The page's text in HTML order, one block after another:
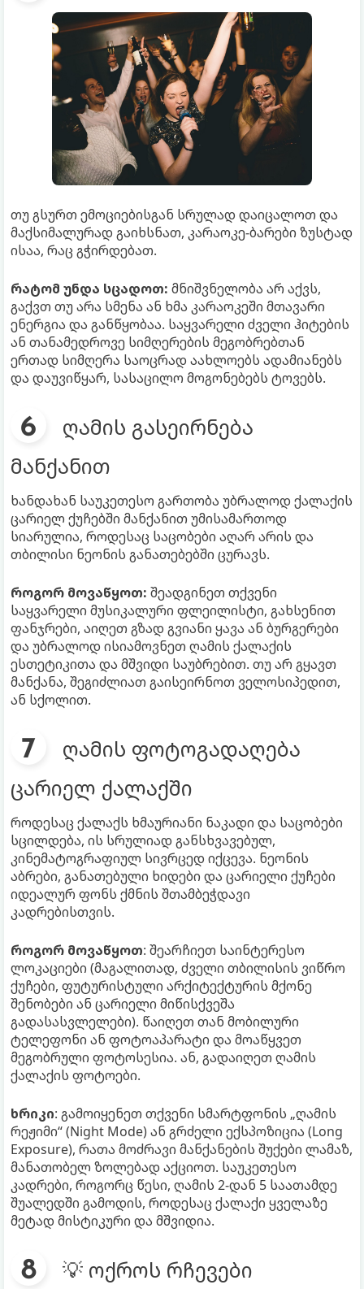
თუ გსურთ ემოციებისგან სრულად დაიცალოთ და
მაქსიმალურად გაიხსნათ, კარაოკე-ბარები ზუსტად
ისაა, რაც გჭირდებათ.
რატომ უნდა სცადოთ: მნიშვნელობა არ აქვს,
გაქვთ თუ არა სმენა ან ხმა კარაოკეში მთავარი
ენერგია და განწყობაა. საყვარელი ძველი ჰიტების
ან თანამედროვე სიმღერების მეგობრებთან
ერთად სიმღერა საოცრად აახლოებს ადამიანებს
და დაუვიწყარ, სასაცილო მოგონებებს ტოვებს.
ღამის გასეირნება
მანქანით
ხანდახან საუკეთესო გართობა უბრალოდ ქალაქის
ცარიელ ქუჩებში მანქანით უმისამართოდ
სიარულია, როდესაც საცობები აღარ არის და
თბილისი ნეონის განათებებში ცურავს.
როგორ მოვაწყოთ: შეადგინეთ თქვენი
საყვარელი მუსიკალური ფლეილისტი, გახსენით
ფანჯრები, აიღეთ გზად გვიანი ყავა ან ბურგერები
და უბრალოდ ისიამოვნეთ ღამის ქალაქის
ესთეტიკითა და მშვიდი საუბრებით. თუ არ გყავთ
მანქანა, შეგიძლიათ გაისეირნოთ ველოსიპედით,
ან სქოლით.
ღამის ფოტოგადაღება
ცარიელ ქალაქში
როდესაც ქალაქს ხმაურიანი ნაკადი და საცობები
სცილდება, ის სრულიად განსხვავებულ,
კინემატოგრაფიულ სივრცედ იქცევა. ნეონის
აბრები, განათებული ხიდები და ცარიელი ქუჩები
იდეალურ ფონს ქმნის შთამბეჭდავი
კადრებისთვის.
როგორ მოვაწყოთ: შეარჩიეთ საინტერესო
ლოკაციები (მაგალითად, ძველი თბილისის ვიწრო
ქუჩები, ფუტურისტული არქიტექტურის მქონე
შენობები ან ცარიელი მიწისქვეშა
გადასასვლელები). წაიღეთ თან მობილური
ტელეფონი ან ფოტოაპარატი და მოაწყვეთ
მეგობრული ფოტოსესია. ან, გადაიღეთ ღამის
ქალაქის ფოტოები.
ხრიკი: გამოიყენეთ თქვენი სმარტფონის „ღამის
რეჟიმი“ (Night Mode) ან გრძელი ექსპოზიცია (Long
Exposure), რათა მოძრავი მანქანების შუქები ლამაზ,
მანათობელ ზოლებად აქციოთ. საუკეთესო
კადრები, როგორც წესი, ღამის 2-დან 5 საათამდე
შუალედში გამოდის, როდესაც ქალაქი ყველაზე
მეტად მისტიკური და მშვიდია.
💡 ოქროს რჩევები